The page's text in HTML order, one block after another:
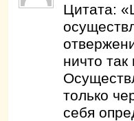
Цитата:
ничто так
только
себя